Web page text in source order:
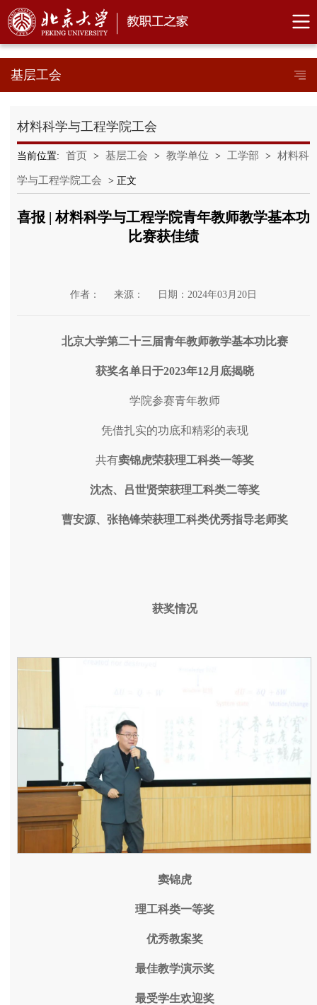
基层工会
材料科学与工程学院工会
当前位置: 首页 > 基层工会 > 教学单位 > 工学部 > 材料科
学与工程学院工会 > 正文
喜报 | 材料科学与工程学院青年教师教学基本功
比赛获佳绩
作者： 来源： 日期：2024年03月20日
北京大学第二十三届青年教师教学基本功比赛
获奖名单日于2023年12月底揭晓
学院参赛青年教师
凭借扎实的功底和精彩的表现
共有窦锦虎荣获理工科类一等奖
沈杰、吕世贤荣获理工科类二等奖
曹安源、张艳锋荣获理工科类优秀指导老师奖
获奖情况
窦锦虎
理工科类一等奖
优秀教案奖
最佳教学演示奖
最受学生欢迎奖